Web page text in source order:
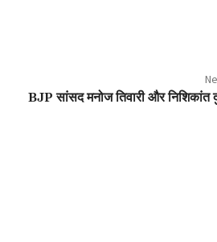
BJP सांसद मनोज तिवारी और निशिकांत